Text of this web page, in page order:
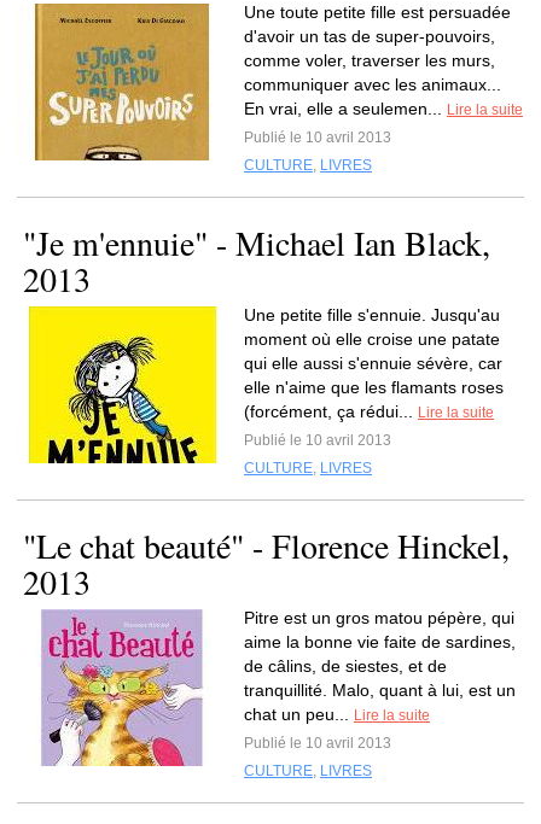
Une toute petite fille est persuadée
d'avoir un tas de super-pouvoirs,
comme voler, traverser les murs,
communiquer avec les animaux...
En vrai, elle a seulemen...
Lire la suite
Publié le 10 avril 2013
CULTURE, LIVRES
"Je m'ennuie" - Michael Ian Black,
2013
Une petite fille s'ennuie. Jusqu'au
moment où elle croise une patate
qui elle aussi s'ennuie sévère, car
elle n'aime que les flamants roses
(forcément, ça rédui...
Lire la suite
Publié le 10 avril 2013
CULTURE, LIVRES
"Le chat beauté" - Florence Hinckel,
2013
Pitre est un gros matou pépère, qui
aime la bonne vie faite de sardines,
de câlins, de siestes, et de
tranquillité. Malo, quant à lui, est un
chat un peu...
Lire la suite
Publié le 10 avril 2013
CULTURE, LIVRES